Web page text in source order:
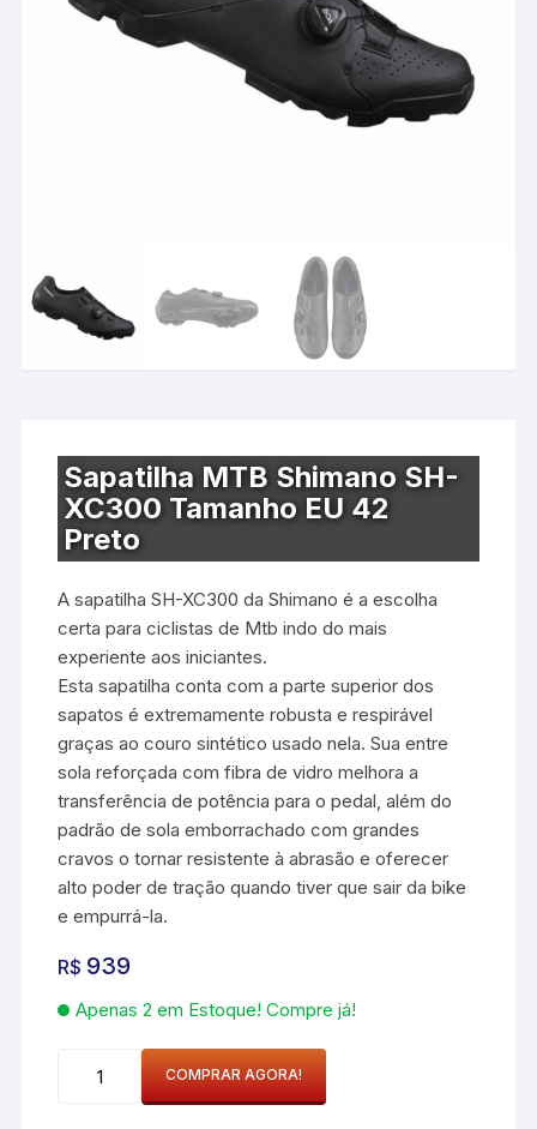
Sapatilha MTB Shimano SH-
XC300 Tamanho EU 42
Preto
A sapatilha SH-XC300 da Shimano é a escolha
certa para ciclistas de Mtb indo do mais
experiente aos iniciantes.
Esta sapatilha conta com a parte superior dos
sapatos é extremamente robusta e respirável
graças ao couro sintético usado nela. Sua entre
sola reforçada com fibra de vidro melhora a
transferência de potência para o pedal, além do
padrão de sola emborrachado com grandes
cravos o tornar resistente à abrasão e oferecer
alto poder de tração quando tiver que sair da bike
e empurrá-la.
R$ 939
Apenas 2 em Estoque! Compre já!
COMPRAR AGORA!